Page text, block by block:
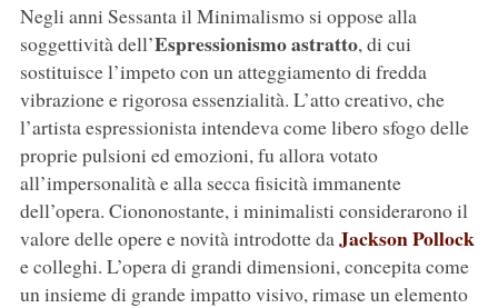
Negli anni Sessanta il Minimalismo si oppose alla
soggettività dell’Espressionismo astratto, di cui
sostituisce l’impeto con un atteggiamento di fredda
vibrazione e rigorosa essenzialità. L’atto creativo, che
l’artista espressionista intendeva come libero sfogo delle
proprie pulsioni ed emozioni, fu allora votato
all’impersonalità e alla secca fisicità immanente
dell’opera. Ciononostante, i minimalisti considerarono il
valore delle opere e novità introdotte daJackson Pollock
e colleghi. L’opera di grandi dimensioni, concepita come
un insieme di grande impatto visivo, rimase un elemento